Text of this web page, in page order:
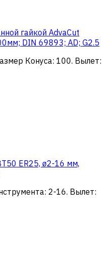
гайкой AdvaCut
DIN 69893; AD; G2.5
Конуса: 100. Вылет:
ER25, ø2-16 мм,
: 2-16. Вылет: